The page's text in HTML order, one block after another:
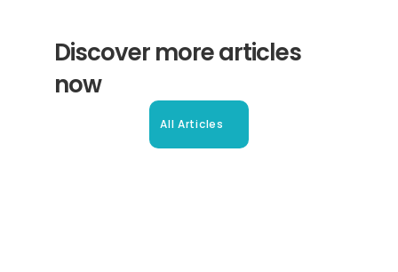
Discover more articles
now
All Articles